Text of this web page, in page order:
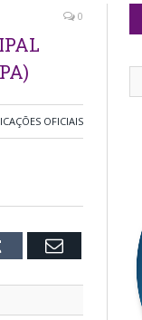
0
OFICIAIS
Tumblr Email